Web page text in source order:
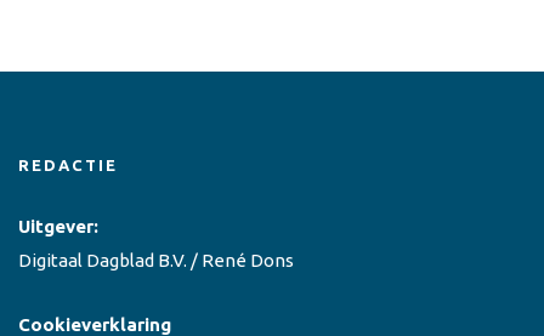
REDACTIE
Uitgever:
Digitaal Dagblad B.V. / René Dons
Cookieverklaring